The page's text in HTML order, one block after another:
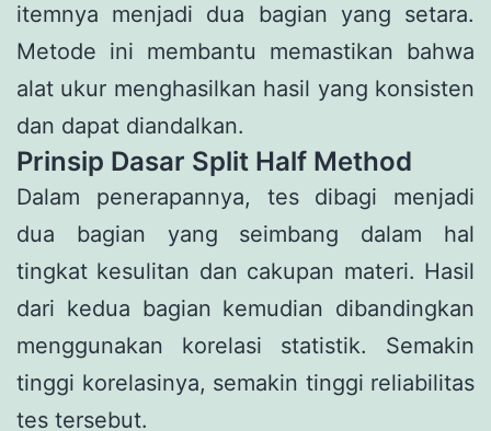
itemnya menjadi dua bagian yang setara.
Metode ini membantu memastikan bahwa
alat ukur menghasilkan hasil yang konsisten
dan dapat diandalkan.
Prinsip Dasar Split Half Method
Dalam penerapannya, tes dibagi menjadi
dua bagian yang seimbang dalam hal
tingkat kesulitan dan cakupan materi. Hasil
dari kedua bagian kemudian dibandingkan
menggunakan korelasi statistik. Semakin
tinggi korelasinya, semakin tinggi reliabilitas
tes tersebut.